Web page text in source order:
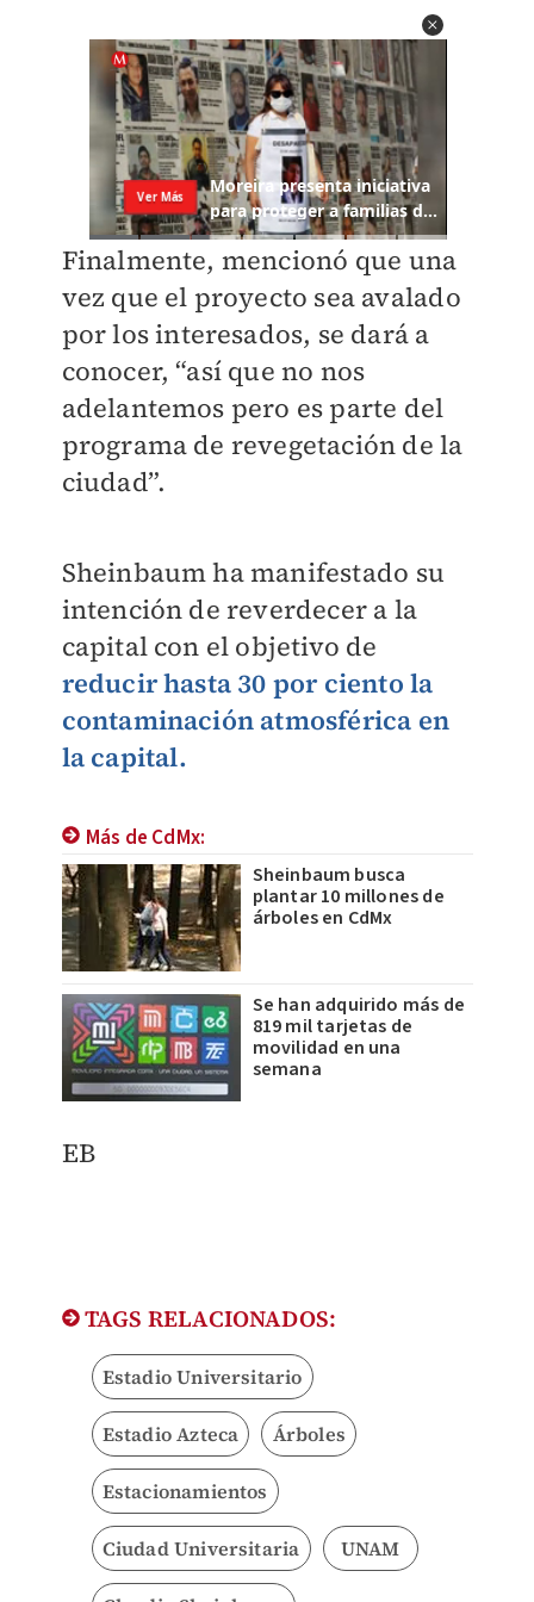
Finalmente, mencionó que una
vez que el proyecto sea avalado
por los interesados, se dará a
conocer, “así que no nos
adelantemos pero es parte del
programa de revegetación de la
ciudad”.
Sheinbaum ha manifestado su
intención de reverdecer a la
capital con el objetivo de
reducir hasta 30 por ciento la
contaminación atmosférica en
la capital.
Más de CdMx:
Sheinbaum busca
plantar 10 millones de
árboles en CdMx
Se han adquirido más de
819 mil tarjetas de
movilidad en una
semana
​EB​
TAGS RELACIONADOS:
Estadio Universitario
Estadio Azteca Árboles
Estacionamientos
Ciudad Universitaria UNAM